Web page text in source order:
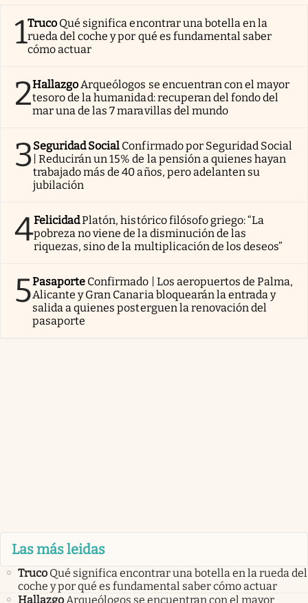
1Truco Qué significa encontrar una botella en la
rueda del coche y por qué es fundamental saber
cómo actuar
2Hallazgo Arqueólogos se encuentran con el mayor
tesoro de la humanidad: recuperan del fondo del
mar una de las 7 maravillas del mundo
3Seguridad Social Confirmado por Seguridad Social
| Reducirán un 15% de la pensión a quienes hayan
trabajado más de 40 años, pero adelanten su
jubilación
4FelicidadPlatón, histórico filósofo griego: “La
pobreza no viene de la disminución de las
riquezas, sino de la multiplicación de los deseos”
5Pasaporte Confirmado | Los aeropuertos de Palma,
Alicante y Gran Canaria bloquearán la entrada y
salida a quienes posterguen la renovación del
pasaporte
Las más leidas
Truco Qué significa encontrar una botella en la rueda del
coche y por qué es fundamental saber cómo actuar
HallazgoArqueólogos se encuentran con el mayor